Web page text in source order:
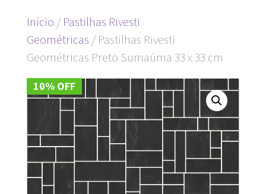
Início / Pastilhas Rivesti
Geométricas / Pastilhas Rivesti
Geométricas Preto Sumaúma 33 x 33 cm
10% OFF